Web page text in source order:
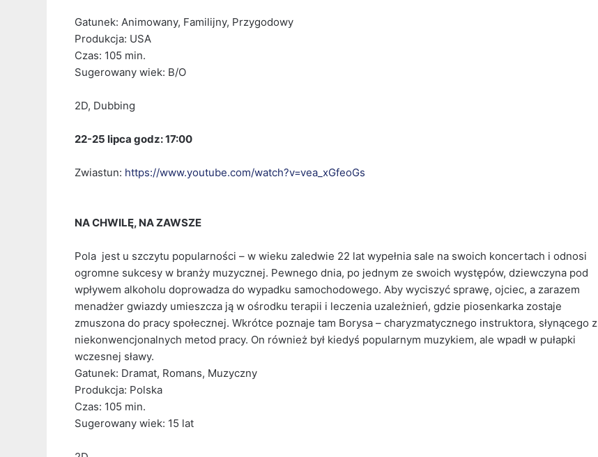
Gatunek: Animowany, Familijny, Przygodowy
Produkcja: USA
Czas: 105 min.
Sugerowany wiek: B/O
2D, Dubbing
22-25 lipca godz: 17:00
Zwiastun: https://www.youtube.com/watch?v=vea_xGfeoGs
NA CHWILĘ, NA ZAWSZE
Pola jest u szczytu popularności – w wieku zaledwie 22 lat wypełnia sale na swoich koncertach i odnosi
ogromne sukcesy w branży muzycznej. Pewnego dnia, po jednym ze swoich występów, dziewczyna pod
wpływem alkoholu doprowadza do wypadku samochodowego. Aby wyciszyć sprawę, ojciec, a zarazem
menadżer gwiazdy umieszcza ją w ośrodku terapii i leczenia uzależnień, gdzie piosenkarka zostaje
zmuszona do pracy społecznej. Wkrótce poznaje tam Borysa – charyzmatycznego instruktora, słynącego z
niekonwencjonalnych metod pracy. On również był kiedyś popularnym muzykiem, ale wpadł w pułapki
wczesnej sławy.
Gatunek: Dramat, Romans, Muzyczny
Produkcja: Polska
Czas: 105 min.
Sugerowany wiek: 15 lat